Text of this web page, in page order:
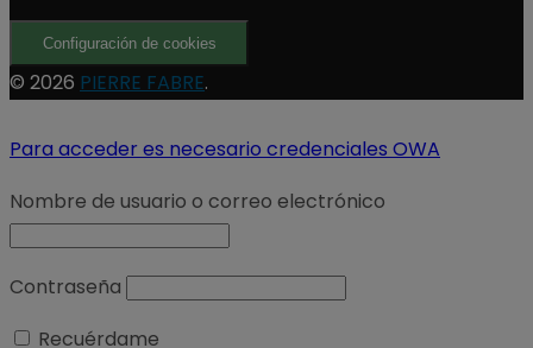
Configuración de cookies
© 2026 PIERRE FABRE.
Para acceder es necesario credenciales OWA
Nombre de usuario o correo electrónico
Contraseña
Recuérdame